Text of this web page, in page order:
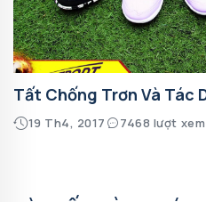
Tất Chống Trơn Và Tác
19 Th4, 2017 7468 lượt xem